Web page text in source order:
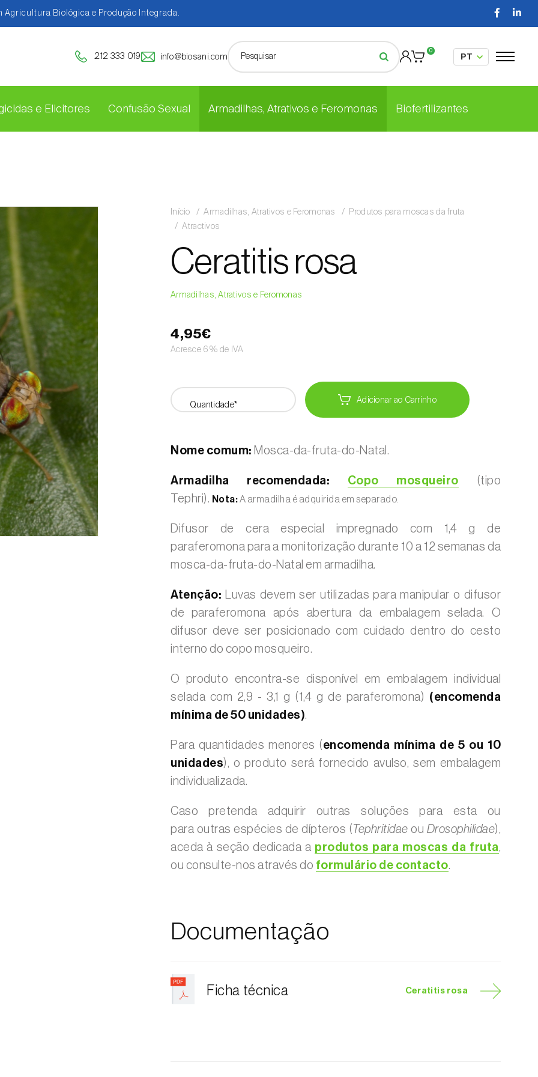
Agricultura Biológica e Produção Integrada.
212 333 019 info@biosani.com
0
e Elicitores Confusão Sexual Armadilhas, Atrativos e Feromonas Biofertilizantes
Início Armadilhas, Atrativos e Feromonas
Produtos para moscas da fruta
Atractivos
Ceratitis rosa
Armadilhas, Atrativos e Feromonas
4,95€
Acresce 6% de IVA
Quantidade* Adicionar ao Carrinho
Nome comum: Mosca-da-fruta-do-Natal.
Armadilha recomendada: Copo mosqueiro (tipo
Tephri). Nota:A armadilha é adquirida em separado.
Difusor de cera especial impregnado com 1,4 g de
paraferomona para a monitorização durante 10 a 12 semanas da
mosca-da-fruta-do-Natal em armadilha.
Atenção: Luvas devem ser utilizadas para manipular o difusor
de paraferomona após abertura da embalagem selada. O
difusor deve ser posicionado com cuidado dentro do cesto
interno do copo mosqueiro.
O produto encontra-se disponível em embalagem individual
selada com 2,9 - 3,1 g (1,4 g de paraferomona) (encomenda
mínima de 50 unidades).
Para quantidades menores (encomenda mínima de 5 ou 10
unidades), o produto será fornecido avulso, sem embalagem
individualizada.
Caso pretenda adquirir outras soluções para esta ou
para outras espécies de dípteros ( Tephritidae ou Drosophilidae),
aceda à seção dedicada a produtos para moscas da fruta,
ou consulte-nos através do formulário de contacto.
Documentação
Ficha técnica Ceratitis rosa